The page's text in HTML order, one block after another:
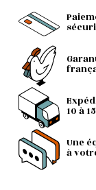
10 à
Une
à